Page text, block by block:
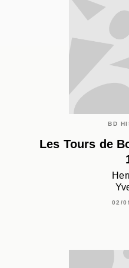
BD
Les Tours de
02/